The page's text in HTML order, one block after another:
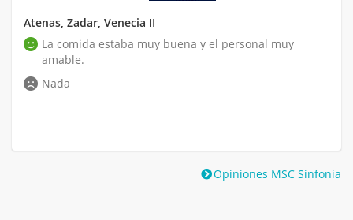
Atenas, Zadar, Venecia II
La comida estaba muy buena y el personal muy
amable.
Nada
Opiniones MSC Sinfonia